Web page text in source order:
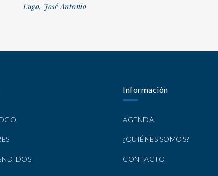
Lugo, José Antonio
Información
AGENDA
¿QUIÉNES SOMOS?
CONTACTO